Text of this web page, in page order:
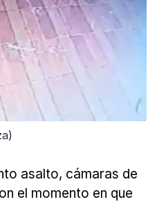
asalto, cámaras de
el momento en que